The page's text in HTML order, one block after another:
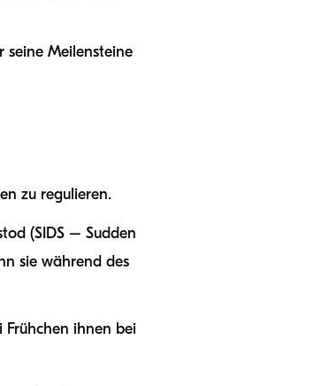
seine Meilensteine
zu regulieren.
(SIDS – Sudden
sie während des
Frühchen ihnen bei